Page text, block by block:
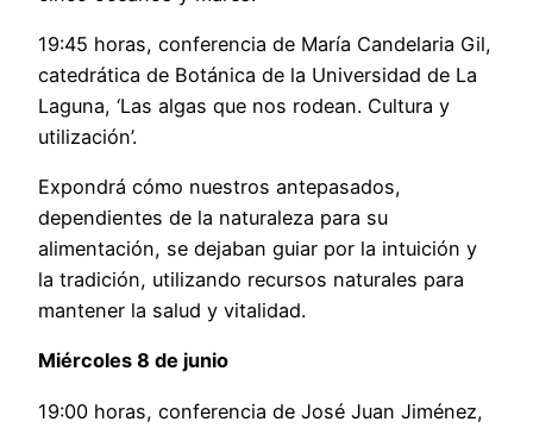
19:45 horas, conferencia de María Candelaria Gil,
catedrática de Botánica de la Universidad de La
Laguna, ‘Las algas que nos rodean. Cultura y
utilización’.
Expondrá cómo nuestros antepasados,
dependientes de la naturaleza para su
alimentación, se dejaban guiar por la intuición y
la tradición, utilizando recursos naturales para
mantener la salud y vitalidad.
Miércoles 8 de junio
19:00 horas, conferencia de José Juan Jiménez,